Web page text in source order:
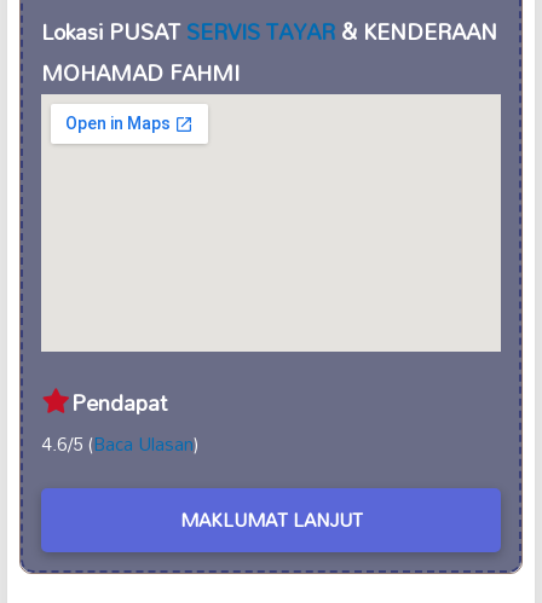
Lokasi PUSATSERVIS TAYAR& KENDERAAN
MOHAMAD FAHMI
Pendapat
4.6/5 (Baca Ulasan)
MAKLUMAT LANJUT